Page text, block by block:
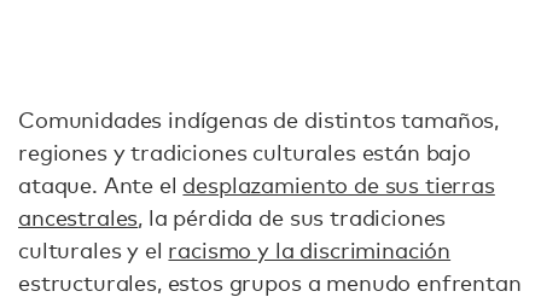
Comunidades indígenas de distintos tamaños,
regiones y tradiciones culturales están bajo
ataque. Ante el desplazamiento de sus tierras
ancestrales, la pérdida de sus tradiciones
culturales y el racismo y la discriminación
estructurales, estos grupos a menudo enfrentan